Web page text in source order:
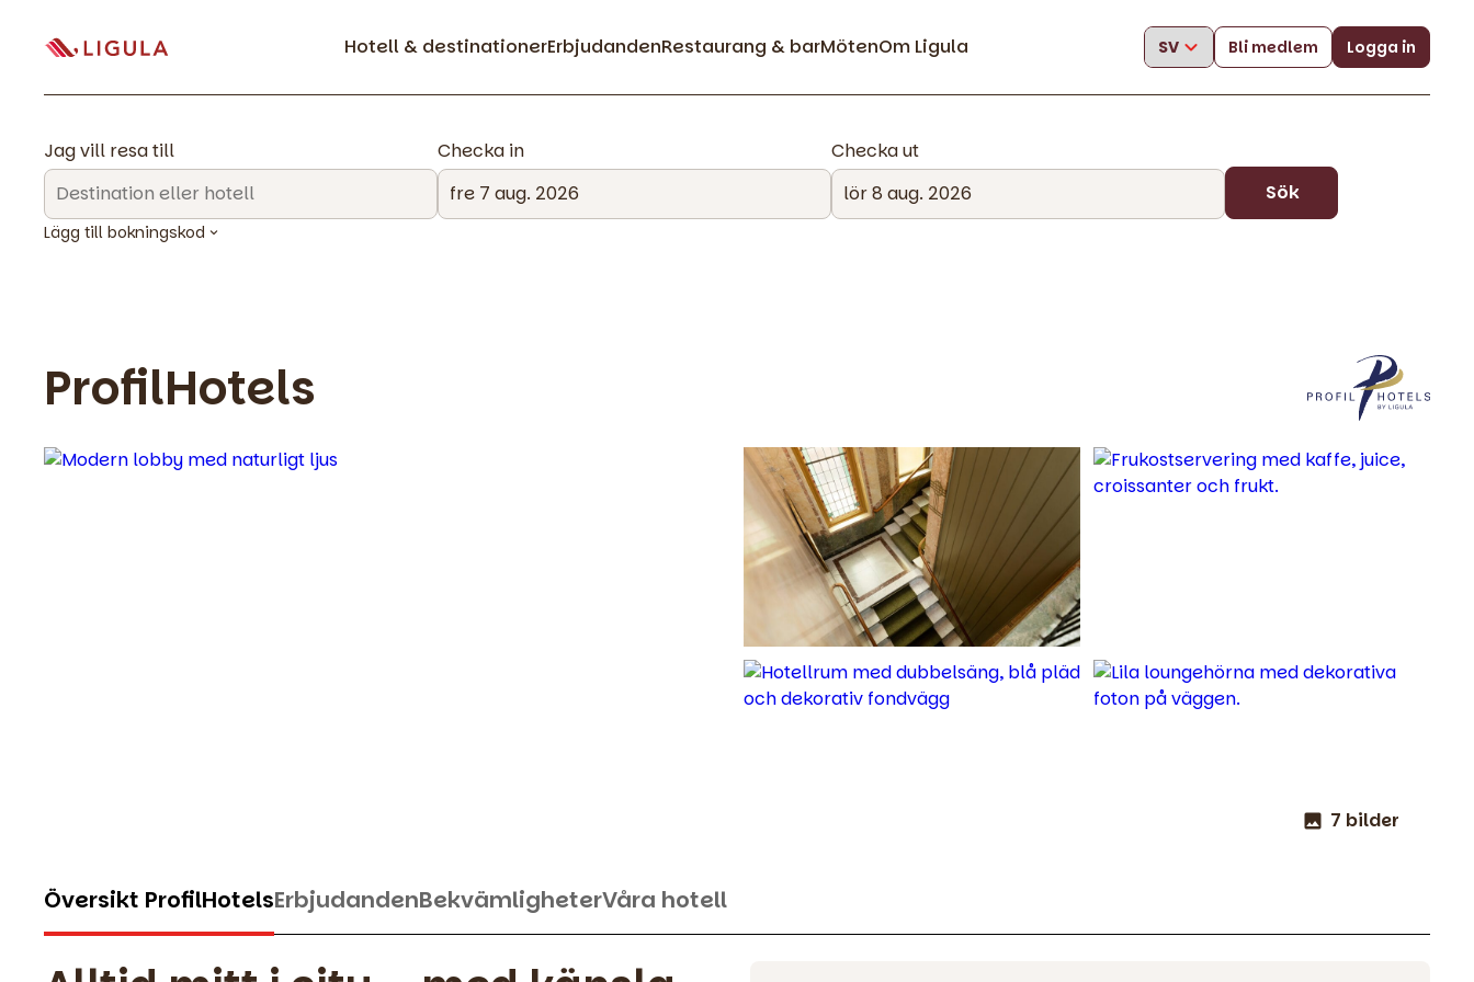
Hotell & destinationerErbjudandenRestaurang & barMötenOm Ligula Bli medlem Logga in
Jag vill resa till Checka in
Checka ut
Sök
Lägg till bokningskod
ProfilHotels
7 bilder
Översikt ProfilHotelsErbjudandenBekvämligheterVåra hotell